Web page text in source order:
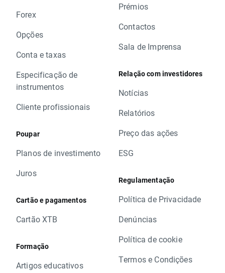
Forex
Opções
Conta e taxas
Especificação de
instrumentos
Cliente profissionais
Poupar
Planos de investimento
Juros
Cartão e pagamentos
Cartão XTB
Formação
Artigos educativos
Prémios
Contactos
Sala de Imprensa
Relação com investidores
Notícias
Relatórios
Preço das ações
ESG
Regulamentação
Política de Privacidade
Denúncias
Política de cookie
Termos e Condições